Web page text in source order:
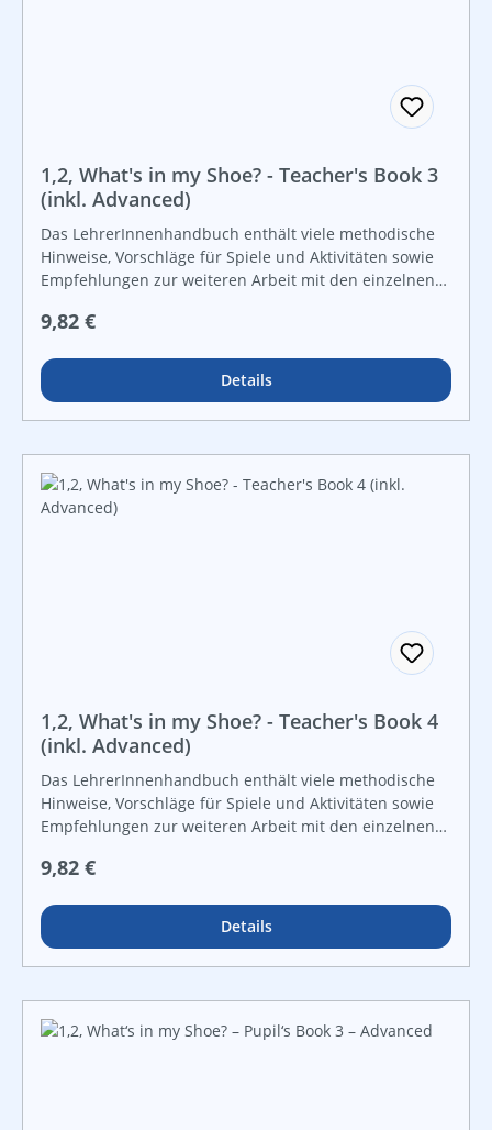
1,2, What's in my Shoe? - Teacher's Book 3
(inkl. Advanced)
Das LehrerInnenhandbuch enthält viele methodische
Hinweise, Vorschläge für Spiele und Aktivitäten sowie
Empfehlungen zur weiteren Arbeit mit den einzelnen
Kapitels zeigen, wie die englische Sprache spielerisch
welche Wörter und Redewendungen in den einzelnen
Kapiteln angeboten und wie diese sinnvoll mit
verschiedenen Aktivitäten geübt und gefestigt werden
Regulärer Preis:
9,82 €
Details
1,2, What's in my Shoe? - Teacher's Book 4
(inkl. Advanced)
Das LehrerInnenhandbuch enthält viele methodische
Hinweise, Vorschläge für Spiele und Aktivitäten sowie
Empfehlungen zur weiteren Arbeit mit den einzelnen
Kapitels zeigen, wie die englische Sprache spielerisch
welche Wörter und Redewendungen in den einzelnen
Kapiteln angeboten und wie diese sinnvoll mit
verschiedenen Aktivitäten geübt und gefestigt werden
Regulärer Preis:
9,82 €
Details